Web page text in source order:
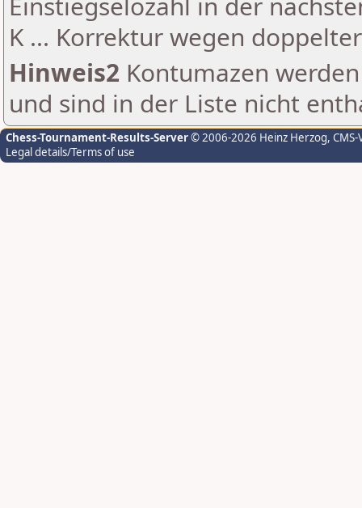
K ... Korrektur wegen
Hinweis2 Kontumazen
und sind in der Liste nicht
Chess-Tournament-Results-Server© 2006-2026 Heinz Herzog,
Legal details/Terms of use